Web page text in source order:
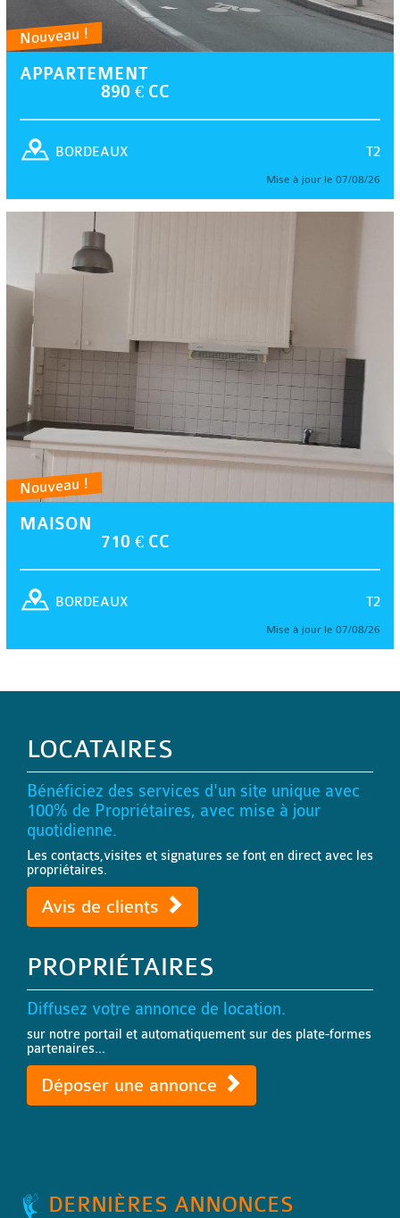
Nouveau !
APPARTEMENT
890 € CC
T2
BORDEAUX
Mise à jour le 07/08/26
Nouveau !
MAISON
710 € CC
T2
BORDEAUX
Mise à jour le 07/08/26
LOCATAIRES
Bénéficiez des services d'un site unique avec
100% de Propriétaires, avec mise à jour
quotidienne.
Les contacts,visites et signatures se font en direct avec les
propriétaires.
Avis de clients
PROPRIÉTAIRES
Diffusez votre annonce de location.
sur notre portail et automatiquement sur des plate-formes
partenaires...
Déposer une annonce
DERNIÈRES ANNONCES